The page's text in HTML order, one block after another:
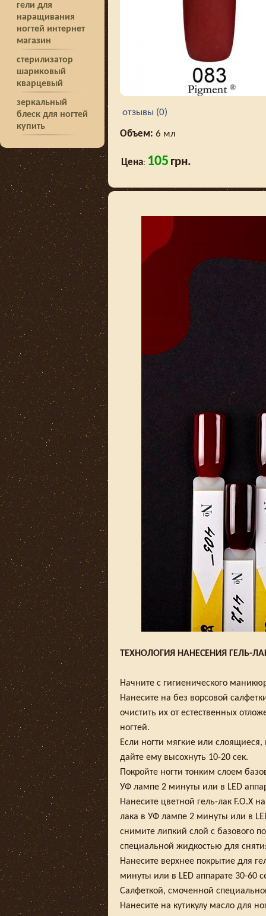
гели для
наращивания
ногтей интернет
магазин
стерилизатор
шариковый
кварцевый
зеркальный
блеск для ногтей
купить
отзывы (0)
Объем: 6 мл
Цена: 105 грн.
ТЕХНОЛОГИЯ НАНЕСЕНИЯ ГЕЛЬ-
Начните с гигиенического
Нанесите на без ворсовой
очистить их от естественных
ногтей.
Если ногти мягкие или
дайте ему высохнуть 10-20 сек.
Покройте ногти тонким слоем
УФ лампе 2 минуты или в LED
Нанесите цветной гель-лак F.O.X
лака в УФ лампе 2 минуты или в
снимите липкий слой с базового
специальной жидкостью для
Нанесите верхнее покрытие для
минуты или в LED аппарате 30-60
Салфеткой, смоченной
Нанесите на кутикулу масло для